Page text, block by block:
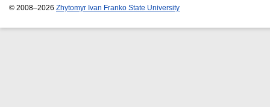
© 2008–2026 Zhytomyr Ivan Franko State University